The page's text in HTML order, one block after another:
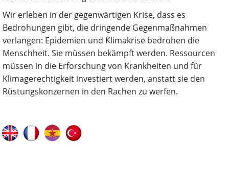
Wir erleben in der gegenwärtigen Krise, dass es
Bedrohungen gibt, die dringende Gegenmaßnahmen
verlangen: Epidemien und Klimakrise bedrohen die
Menschheit. Sie müssen bekämpft werden. Ressourcen
müssen in die Erforschung von Krankheiten und für
Klimagerechtigkeit investiert werden, anstatt sie den
Rüstungskonzernen in den Rachen zu werfen.